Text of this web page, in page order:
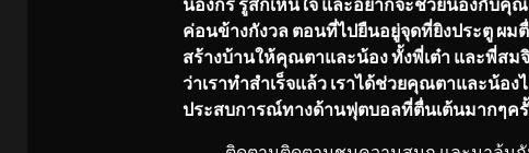
ค่อนข้างกังวล ตอนที่ไปยืนอยู่จุดที่ยิงประตู ผม
สร้างบ้านให้คุณตาและน้อง ทั้งพี่เต๋า และพี่สม
ว่าเราทำสำเร็จแล้ว เราได้ช่วยคุณตาและน้อ
ประสบการณ์ทางด้านฟุตบอลที่ตื่นเต้นมากๆค